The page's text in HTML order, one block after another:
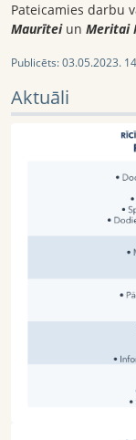
Pateicamies darbu
Maurīteiun Meritai
Publicēts:03.05.2023.
Aktuāli